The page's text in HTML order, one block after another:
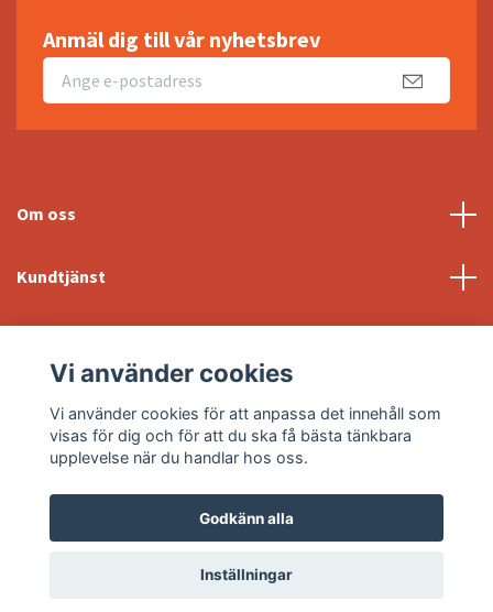
Anmäl dig till vår nyhetsbrev
Om oss
Kundtjänst
Sociala medier
© 2026 Svebo MöblerPowered by Quickbutik
Vi använder cookies
Vi använder cookies för att anpassa det innehåll som
visas för dig och för att du ska få bästa tänkbara
upplevelse när du handlar hos oss.
Godkänn alla
Inställningar